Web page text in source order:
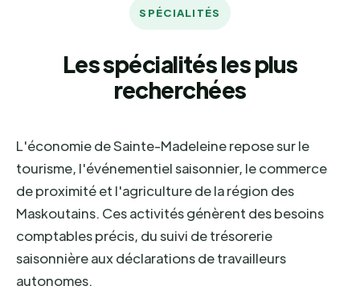
SPÉCIALITÉS
Les spécialités les plus
recherchées
L'économie de Sainte-Madeleine repose sur le
tourisme, l'événementiel saisonnier, le commerce
de proximité et l'agriculture de la région des
Maskoutains. Ces activités génèrent des besoins
comptables précis, du suivi de trésorerie
saisonnière aux déclarations de travailleurs
autonomes.